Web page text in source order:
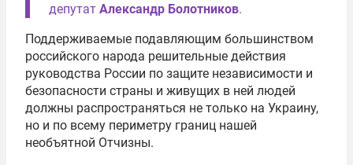
депутат Александр Болотников.
Поддерживаемые подавляющим большинством
российского народа решительные действия
руководства России по защите независимости и
безопасности страны и живущих в ней людей
должны распространяться не только на Украину,
но и по всему периметру границ нашей
необъятной Отчизны.